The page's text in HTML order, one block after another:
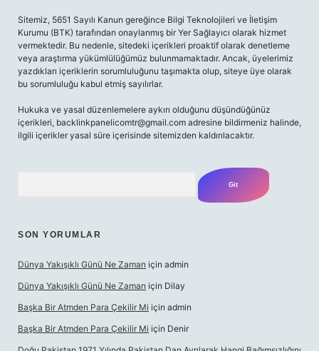
Sitemiz, 5651 Sayılı Kanun gereğince Bilgi Teknolojileri ve İletişim
Kurumu (BTK) tarafından onaylanmış bir Yer Sağlayıcı olarak hizmet
vermektedir. Bu nedenle, sitedeki içerikleri proaktif olarak denetleme
veya araştırma yükümlülüğümüz bulunmamaktadır. Ancak, üyelerimiz
yazdıkları içeriklerin sorumluluğunu taşımakta olup, siteye üye olarak
bu sorumluluğu kabul etmiş sayılırlar.
Hukuka ve yasal düzenlemelere aykırı olduğunu düşündüğünüz
içerikleri, backlinkpanelicomtr@gmail.com adresine bildirmeniz halinde,
ilgili içerikler yasal süre içerisinde sitemizden kaldırılacaktır.
SON YORUMLAR
Dünya Yakışıklı Günü Ne Zaman için admin
Dünya Yakışıklı Günü Ne Zaman için Dilay
Başka Bir Atmden Para Çekilir Mi için admin
Başka Bir Atmden Para Çekilir Mi için Denir